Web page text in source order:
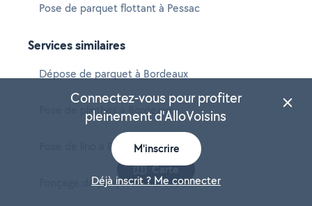
Pose de parquet flottant à Pessac
Services similaires
Dépose de parquet à Bordeaux
Pose de plinthes à Bordeaux
Pose de lino à Bordeaux
Ponçage de parquet à Bordeaux
Carte
Connectez-vous pour profiter
pleinement d'AlloVoisins
M'inscrire
Déjà inscrit ? Me connecter